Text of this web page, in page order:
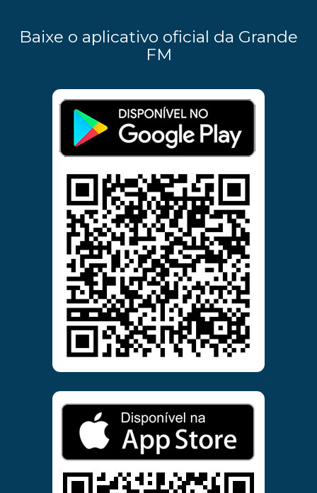
Baixe o aplicativo oficial da Grande
FM